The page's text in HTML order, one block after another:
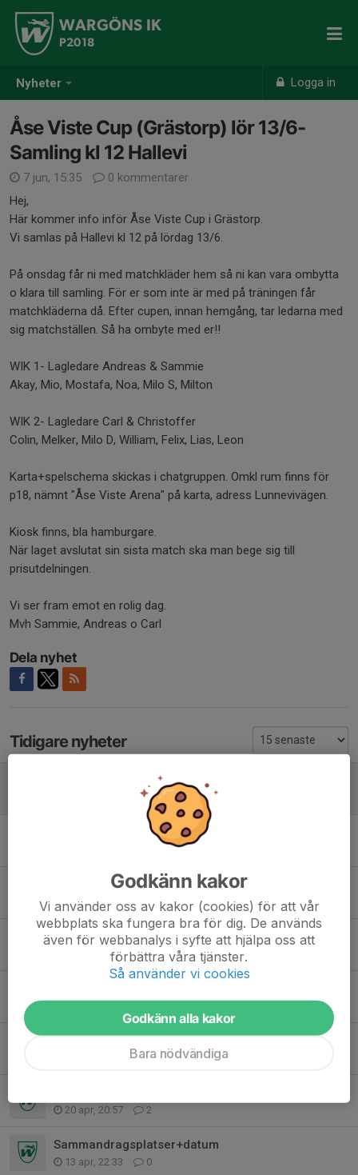
Nyheter Logga in
WARGÖNS IK
P2018
Åse Viste Cup (Grästorp) lör 13/6-
Samling kl 12 Hallevi
7 jun, 15:35
0 kommentarer
Hej,
Här kommer info inför Åse Viste Cup i Grästorp.
Vi samlas på Hallevi kl 12 på lördag 13/6.
På onsdag får ni med matchkläder hem så ni kan vara ombytta
o klara till samling. För er som inte är med på träningen får
matchkläderna då. Efter cupen, innan hemgång, tar ledarna med
sig matchställen. Så ha ombyte med er!!
WIK 1- Lagledare Andreas & Sammie
Akay, Mio, Mostafa, Noa, Milo S, Milton
WIK 2- Lagledare Carl & Christoffer
Colin, Melker, Milo D, William, Felix, Lias, Leon
Karta+spelschema skickas i chatgruppen. Omkl rum finns för
p18, nämnt "Åse Viste Arena" på karta, adress Lunnevivägen.
Kiosk finns, bla hamburgare.
När laget avslutat sin sista match ska man bege sig till
prisutdelningen.
Vi ser fram emot en rolig dag.
Mvh Sammie, Andreas o Carl
Dela nyhet
Tidigare nyheter
0
Sommaravslutning 10/6- avslut 18:30
11 maj, 20:34 1
28 apr, 17:34 2
Fler tränare P2018
0
20 apr, 20:57 2
Sammandragsplatser+datum
13 apr, 22:33 0
Godkänn kakor
Vi använder oss av kakor (cookies) för att vår
webbplats ska fungera bra för dig. De används
även för webbanalys i syfte att hjälpa oss att
förbättra våra tjänster.
Så använder vi cookies
Godkänn alla kakor
Bara nödvändiga